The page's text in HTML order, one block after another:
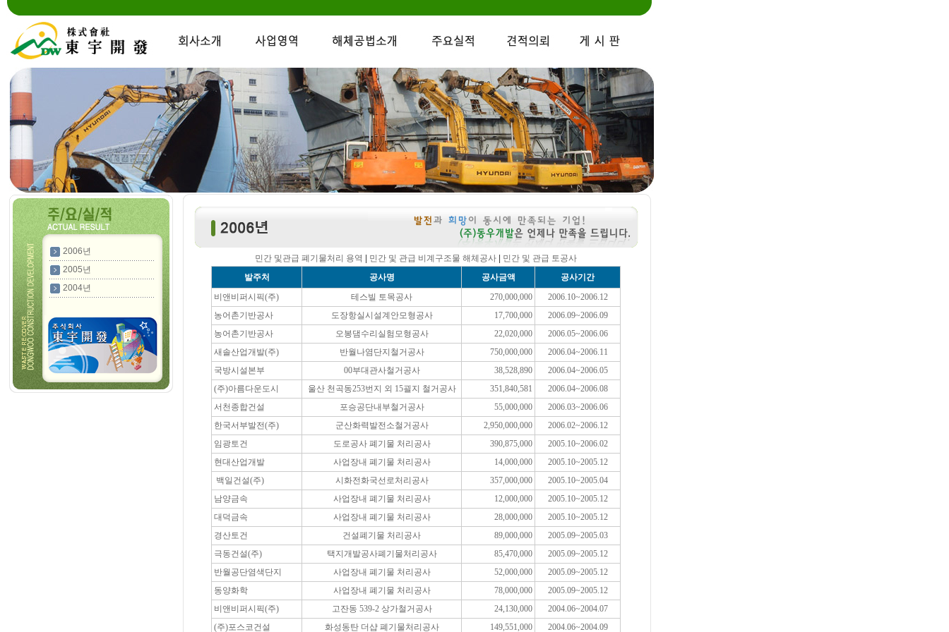
2006년
2005년
2004년
민간 및관급 폐기물처리 용역 민간 및 관급 비계구조물 해체공사
민간 및 관급 토공사
발주처
공사명 공사금액
공사기간
비앤비퍼시픽(주)
테스빌 토목공사 270,000,000
2006.10~2006.12
농어촌기반공사
도장항실시설계안모형공사 17,700,000
2006.09~2006.09
농어촌기반공사
오봉댐수리실험모형공사 22,020,000
2006.05~2006.06
새솔산업개발(주)
반월나염단지철거공사 750,000,000
2006.04~2006.11
국방시설본부
00부대관사철거공사 38,528,890
2006.04~2006.05
(주)아름다운도시
울산 천곡동253번지 외 15괼지 철거공사 351,840,581
2006.04~2006.08
서천종합건설
포승공단내부철거공사 55,000,000
2006.03~2006.06
한국서부발전(주)
군산화력발전소철거공사 2,950,000,000
2006.02~2006.12
임광토건
도로공사 폐기물 처리공사 390,875,000
2005.10~2006.02
현대산업개발
사업장내 폐기물 처리공사 14,000,000
2005.10~2005.12
백일건설(주)
시화전화국선로처리공사 357,000,000
2005.10~2005.04
남양금속
사업장내 폐기물 처리공사 12,000,000
2005.10~2005.12
대덕금속
사업장내 폐기물 처리공사 28,000,000
2005.10~2005.12
경산토건
건설폐기물 처리공사 89,000,000
2005.09~2005.03
극동건설(주)
택지개발공사폐기물처리공사 85,470,000
2005.09~2005.12
반월공단염색단지
사업장내 폐기물 처리공사 52,000,000
2005.09~2005.12
동양화학
사업장내 폐기물 처리공사 78,000,000
2005.09~2005.12
비앤비퍼시픽(주)
고잔동 539-2 상가철거공사 24,130,000
2004.06~2004.07
(주)포스코건설
화성동탄 더샵 폐기물처리공사 149,551,000 2004.06~2004.09